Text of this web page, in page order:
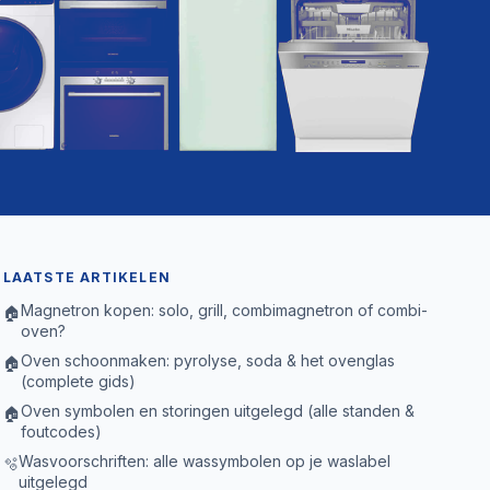
LAATSTE ARTIKELEN
🏠 Magnetron kopen: solo, grill, combimagnetron of combi-
oven?
🏠Oven schoonmaken: pyrolyse, soda & het ovenglas
(complete gids)
🏠Oven symbolen en storingen uitgelegd (alle standen &
foutcodes)
🫧Wasvoorschriften: alle wassymbolen op je waslabel
uitgelegd